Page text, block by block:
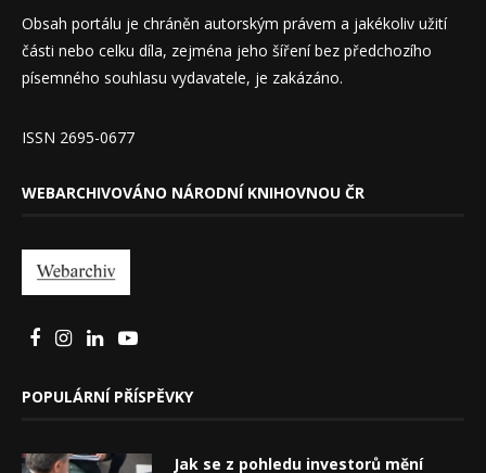
Obsah portálu je chráněn autorským právem a jakékoliv užití
části nebo celku díla, zejména jeho šíření bez předchozího
písemného souhlasu vydavatele, je zakázáno.
ISSN 2695-0677
WEBARCHIVOVÁNO NÁRODNÍ KNIHOVNOU ČR
POPULÁRNÍ PŘÍSPĚVKY
Jak se z pohledu investorů mění